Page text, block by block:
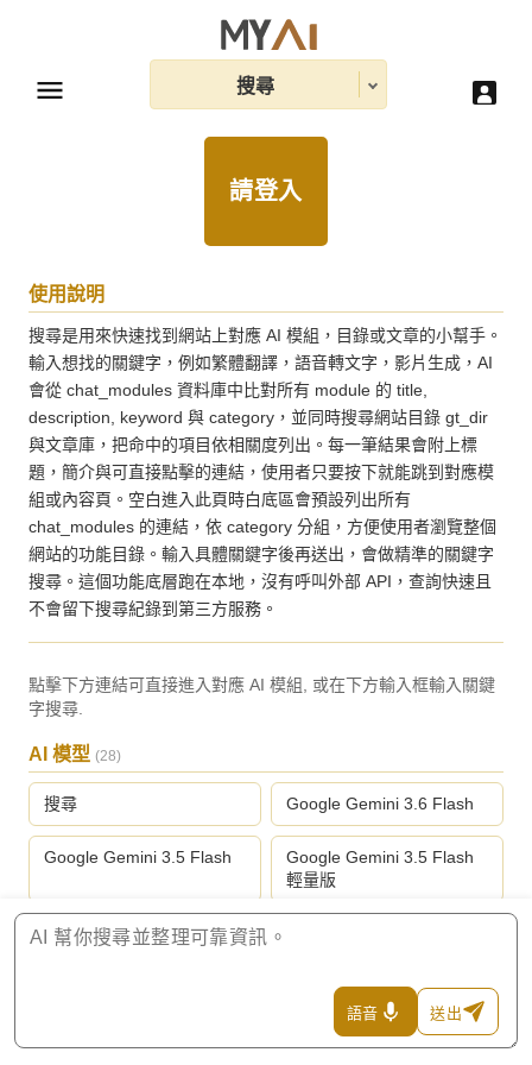
搜尋
請登入
使用說明
搜尋是用來快速找到網站上對應 AI 模組，目錄或文章的小幫手。
輸入想找的關鍵字，例如繁體翻譯，語音轉文字，影片生成，AI
會從 chat_modules 資料庫中比對所有 module 的 title,
description, keyword 與 category，並同時搜尋網站目錄 gt_dir
與文章庫，把命中的項目依相關度列出。每一筆結果會附上標
題，簡介與可直接點擊的連結，使用者只要按下就能跳到對應模
組或內容頁。空白進入此頁時白底區會預設列出所有
chat_modules 的連結，依 category 分組，方便使用者瀏覽整個
網站的功能目錄。輸入具體關鍵字後再送出，會做精準的關鍵字
搜尋。這個功能底層跑在本地，沒有呼叫外部 API，查詢快速且
不會留下搜尋紀錄到第三方服務。
點擊下方連結可直接進入對應 AI 模組, 或在下方輸入框輸入關鍵
字搜尋.
AI 模型 (28)
搜尋 Google Gemini 3.6 Flash
Google Gemini 3.5 Flash
Google Gemini 3.5 Flash
輕量版
Google Gemini 3.1 專業版
Anthropic Claude Opus 5
旗艦版
語音 送出